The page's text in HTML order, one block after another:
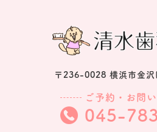
〒236-0028 横浜市金
ご予約・お問
045-